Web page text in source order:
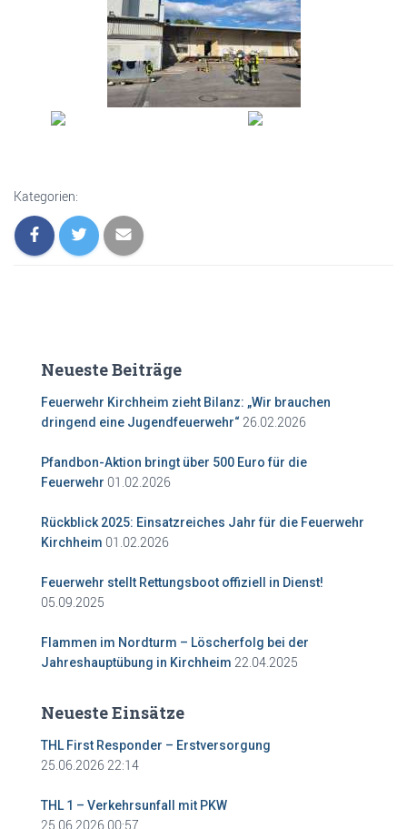
Kategorien:
Neueste Beiträge
Feuerwehr Kirchheim zieht Bilanz: „Wir brauchen
dringend eine Jugendfeuerwehr“ 26.02.2026
Pfandbon-Aktion bringt über 500 Euro für die
Feuerwehr 01.02.2026
Rückblick 2025: Einsatzreiches Jahr für die Feuerwehr
Kirchheim 01.02.2026
Feuerwehr stellt Rettungsboot offiziell in Dienst!
05.09.2025
Flammen im Nordturm – Löscherfolg bei der
Jahreshauptübung in Kirchheim 22.04.2025
Neueste Einsätze
THL First Responder – Erstversorgung
25.06.2026 22:14
THL 1 – Verkehrsunfall mit PKW
25.06.2026 00:57